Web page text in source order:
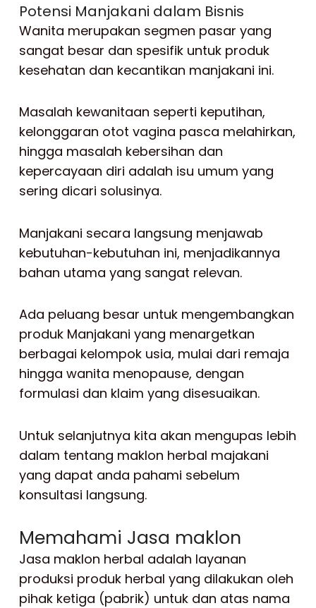
Potensi Manjakani dalam Bisnis
Wanita merupakan segmen pasar yang
sangat besar dan spesifik untuk produk
kesehatan dan kecantikan manjakani ini.
Masalah kewanitaan seperti keputihan,
kelonggaran otot vagina pasca melahirkan,
hingga masalah kebersihan dan
kepercayaan diri adalah isu umum yang
sering dicari solusinya.
Manjakani secara langsung menjawab
kebutuhan-kebutuhan ini, menjadikannya
bahan utama yang sangat relevan.
Ada peluang besar untuk mengembangkan
produk Manjakani yang menargetkan
berbagai kelompok usia, mulai dari remaja
hingga wanita menopause, dengan
formulasi dan klaim yang disesuaikan.
Untuk selanjutnya kita akan mengupas lebih
dalam tentang maklon herbal majakani
yang dapat anda pahami sebelum
konsultasi langsung.
Memahami Jasa maklon
Jasa maklon herbal adalah layanan
produksi produk herbal yang dilakukan oleh
pihak ketiga (pabrik) untuk dan atas nama